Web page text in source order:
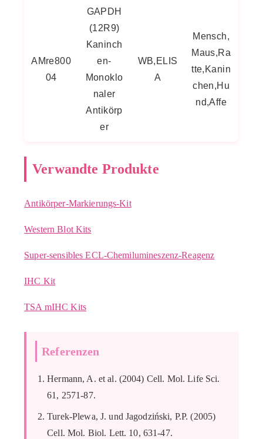
AMre800
04
GAPDH
(12R9)
Kaninch
en-
Monoklo
naler
Antikörp
er
WB,ELIS
A
Mensch,
Maus,Ra
tte,Kanin
chen,Hu
nd,Affe
Verwandte Produkte
Antikörper-Markierungs-Kit
Western Blot Kits
Super-sensibles ECL-Chemilumineszenz-Reagenz
IHC Kit
TSA mIHC Kits
Referenzen
Hermann, A. et al. (2004) Cell. Mol. Life Sci.
61, 2571-87.
Turek-Plewa, J. und Jagodziński, P.P. (2005)
Cell. Mol. Biol. Lett. 10, 631-47.